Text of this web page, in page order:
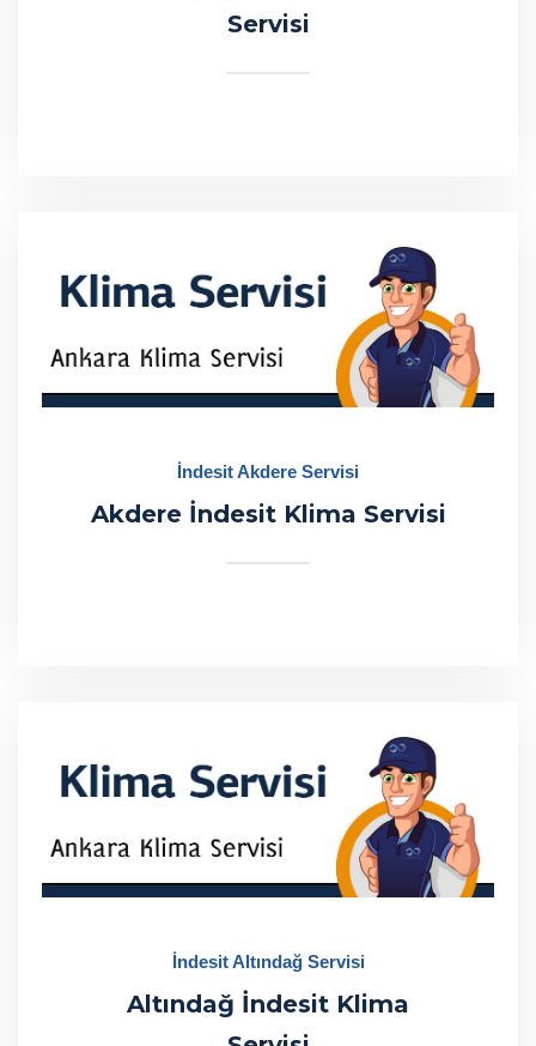
Servisi
İndesit Akdere Servisi
Akdere İndesit Klima Servisi
İndesit Altındağ Servisi
Altındağ İndesit Klima